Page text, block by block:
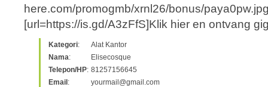
here.com/promogmb/xrnl26/bonus/
[url=https://is.gd/A3zFfS]Klik hier en ontvang
Kategori:
Alat Kantor
Nama:
Elisecosque
Telepon/HP: 81257156645
Email :
yourmail@gmail.com